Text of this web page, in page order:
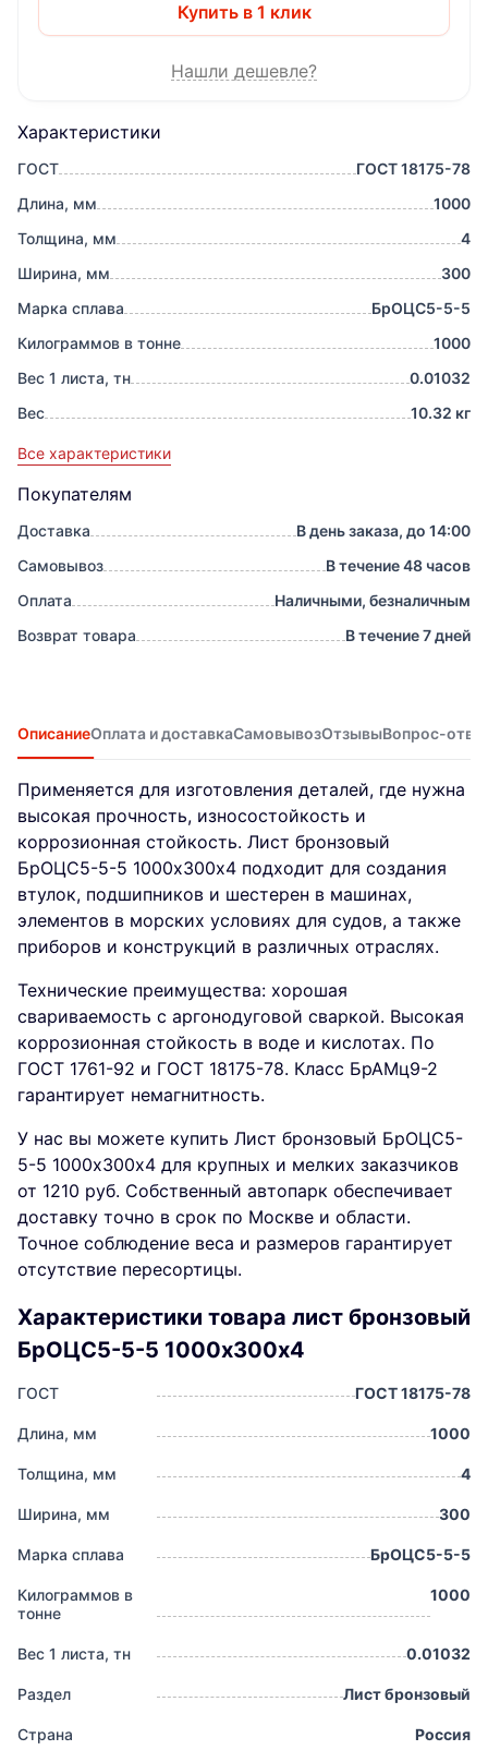
Характеристики
ГОСТ
ГОСТ 18175-78
Длина, мм
1000
Толщина, мм
4
Ширина, мм
300
Марка сплава
БрОЦС5-5-5
Килограммов в тонне
1000
Вес 1 листа, тн
0.01032
Вес
10.32 кг
Все характеристики
Покупателям
Доставка
В день заказа, до 14:00
Самовывоз
В течение 48 часов
Оплата
Наличными, безналичным
Возврат товара
В течение 7 дней
Купить в 1 клик
Нашли дешевле?
ОписаниеОплата и доставкаСамовывозОтзывыВопрос-
Применяется для изготовления деталей, где нужна
высокая прочность, износостойкость и
коррозионная стойкость. Лист бронзовый
БрОЦС5-5-5 1000х300х4 подходит для создания
втулок, подшипников и шестерен в машинах,
элементов в морских условиях для судов, а также
приборов и конструкций в различных отраслях.
Технические преимущества: хорошая
свариваемость с аргонодуговой сваркой. Высокая
коррозионная стойкость в воде и кислотах. По
ГОСТ 1761-92 и ГОСТ 18175-78. Класс БрАМц9-2
гарантирует немагнитность.
У нас вы можете купить Лист бронзовый БрОЦС5-
5-5 1000х300х4 для крупных и мелких заказчиков
от 1210 руб. Собственный автопарк обеспечивает
доставку точно в срок по Москве и области.
Точное соблюдение веса и размеров гарантирует
отсутствие пересортицы.
Характеристики товара лист бронзовый
БрОЦС5-5-5 1000х300х4
ГОСТ ГОСТ 18175-78
Длина, мм 1000
Толщина, мм 4
Ширина, мм 300
Марка сплава БрОЦС5-5-5
Килограммов в
тонне
1000
Вес 1 листа, тн 0.01032
Раздел Лист бронзовый
Страна
Россия